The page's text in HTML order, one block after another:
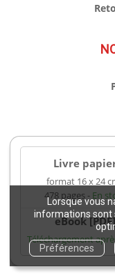
Lorsque vous
informations sont
Préférences
Livre
format 16 x 24
478 pages
En
eBook [PDF]
Téléchargement